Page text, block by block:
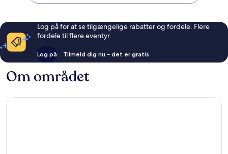
Log på for at se tilgængelige rabatter og fordele. Flere
fordele til flere eventyr.
Log på Tilmeld dig nu – det er gratis
Om området